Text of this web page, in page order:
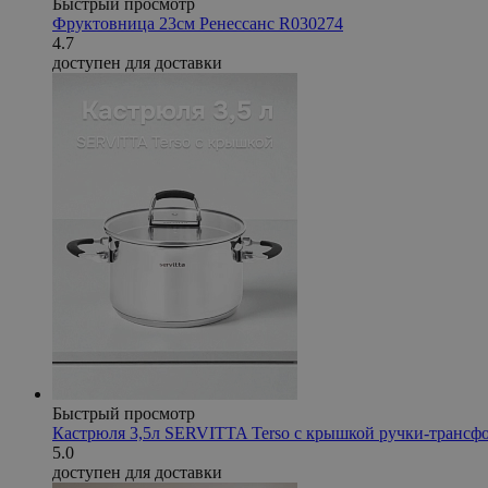
Фруктовница 23см Ренессанс R030274
4.7
доступен для доставки
Быстрый просмотр
Кастрюля 3,5л SERVITTA Terso с крышкой ручки-
5.0
доступен для доставки